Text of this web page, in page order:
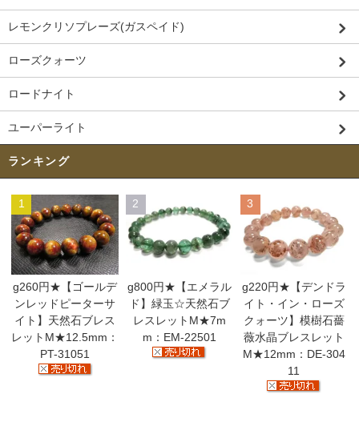
レモンクリソプレーズ(ガスペイド)
ローズクォーツ
ロードナイト
ユーパーライト
ランキング
1
g260円★【ゴールデ
ンレッドピーターサ
イト】天然石ブレス
レットM★12.5mm：
PT-31051
2
g800円★【エメラル
ド】緑玉☆天然石ブ
レスレットM★7m
m：EM-22501
3
g220円★【デンドラ
イト・イン・ローズ
クォーツ】模樹石薔
薇水晶ブレスレット
M★12mm：DE-304
11